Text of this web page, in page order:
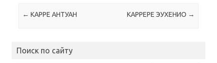
Навигация по записям
← КАРРЕ АНТУАН КАРРЕРЕ ЭУХЕНИО →
Поиск по сайту